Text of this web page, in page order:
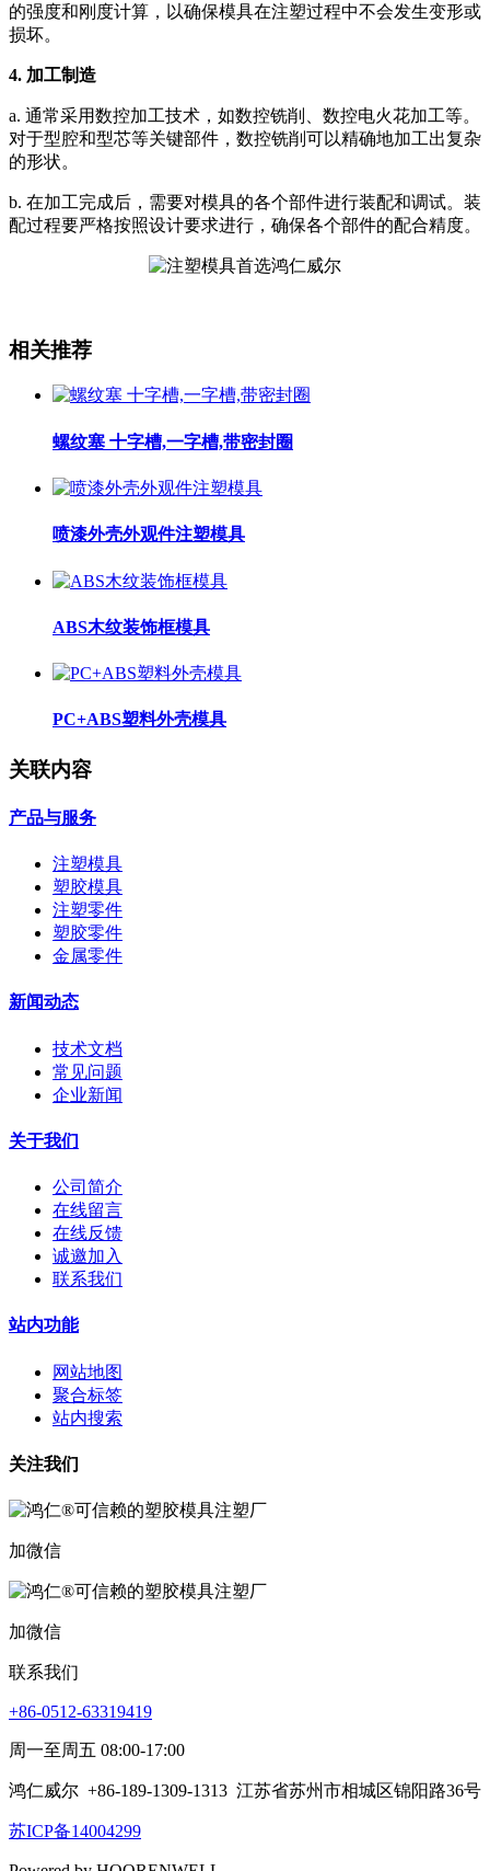
的强度和刚度计算，以确保模具在注塑过程中不会发生变形或
损坏。
4. 加工制造
a. 通常采用数控加工技术，如数控铣削、数控电火花加工等。
对于型腔和型芯等关键部件，数控铣削可以精确地加工出复杂
的形状。
b. 在加工完成后，需要对模具的各个部件进行装配和调试。装
配过程要严格按照设计要求进行，确保各个部件的配合精度。
相关推荐
螺纹塞 十字槽,一字槽,带密封圈
喷漆外壳外观件注塑模具
ABS木纹装饰框模具
PC+ABS塑料外壳模具
关联内容
产品与服务
注塑模具
塑胶模具
注塑零件
塑胶零件
金属零件
新闻动态
技术文档
常见问题
企业新闻
关于我们
公司简介
在线留言
在线反馈
诚邀加入
联系我们
站内功能
网站地图
聚合标签
站内搜索
关注我们
加微信
加微信
联系我们
+86-0512-63319419
周一至周五 08:00-17:00
鸿仁威尔 +86-189-1309-1313 江苏省苏州市相城区锦阳路36号
苏ICP备14004299